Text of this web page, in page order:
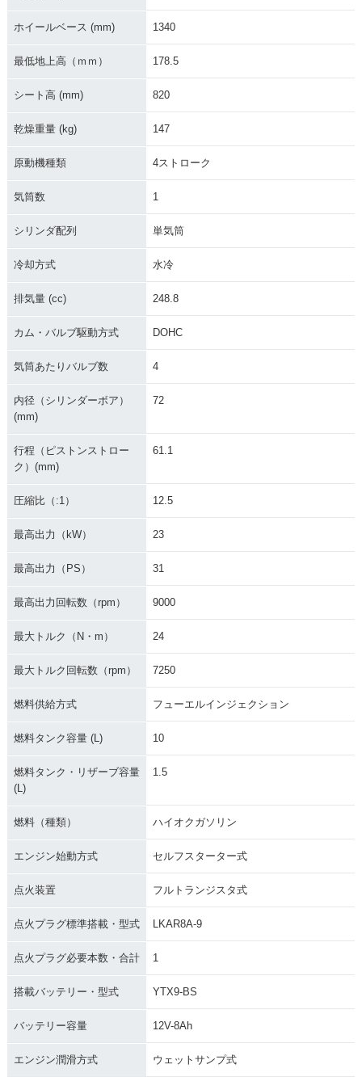
ホイールベース (mm) 1340
最低地上高（ｍｍ） 178.5
シート高 (mm) 820
乾燥重量 (kg) 147
原動機種類 4ストローク
気筒数 1
シリンダ配列 単気筒
冷却方式 水冷
排気量 (cc) 248.8
カム・バルブ駆動方式 DOHC
気筒あたりバルブ数 4
内径（シリンダーボア）
(mm)
72
行程（ピストンストロー
ク）(mm)
61.1
圧縮比（:1） 12.5
最高出力（kW） 23
最高出力（PS） 31
最高出力回転数（rpm） 9000
最大トルク（N・m） 24
最大トルク回転数（rpm） 7250
燃料供給方式 フューエルインジェクション
燃料タンク容量 (L) 10
燃料タンク・リザーブ容量
(L)
1.5
燃料（種類） ハイオクガソリン
エンジン始動方式 セルフスターター式
点火装置 フルトランジスタ式
点火プラグ標準搭載・型式 LKAR8A-9
点火プラグ必要本数・合計 1
搭載バッテリー・型式 YTX9-BS
バッテリー容量 12V-8Ah
エンジン潤滑方式 ウェットサンプ式